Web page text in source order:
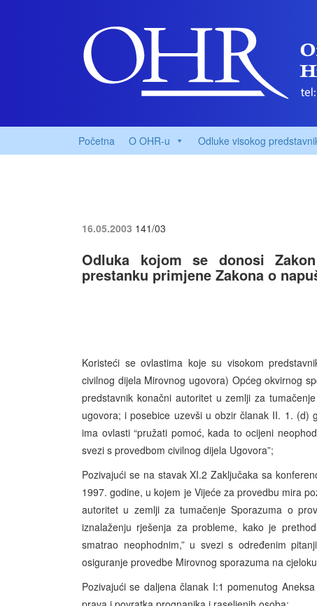
Početna O OHR-u Odluke visokog
16.05.2003 141/03
Odluka kojom se donosi
prestanku primjene Zakona o
Koristeći se ovlastima koje su visokom
civilnog dijela Mirovnog ugovora) Općeg okvirnog
predstavnik konačni autoritet u zemlji za
ugovora; i posebice uzevši u obzir članak II. 1. (d)
ima ovlasti “pružati pomoć, kada to ocijeni
svezi s provedbom civilnog dijela Ugovora”;
Pozivajući se na stavak XI.2 Zaključaka sa
1997. godine, u kojem je Vijeće za provedbu mira
autoritet u zemlji za tumačenje Sporazuma o
iznalaženju rješenja za probleme, kako je
smatrao neophodnim,” u svezi s određenim
osiguranje provedbe Mirovnog sporazuma na
Pozivajući se daljena članak I:1 pomenutog